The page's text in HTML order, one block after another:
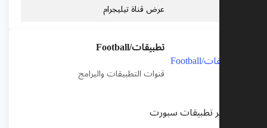
عرض قناة تيليجرام
تطبيقات/Football
قنوات التطبيقات والبرامج
قناه نشر تطبيقات سبورت